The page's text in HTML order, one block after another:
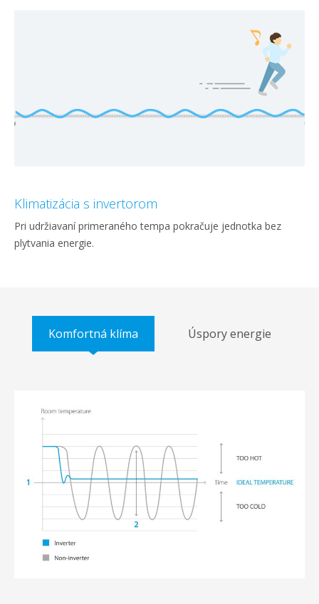
Klimatizácia s invertorom
Pri udržiavaní primeraného tempa pokračuje jednotka bez
plytvania energie.
Komfortná klíma Úspory energie